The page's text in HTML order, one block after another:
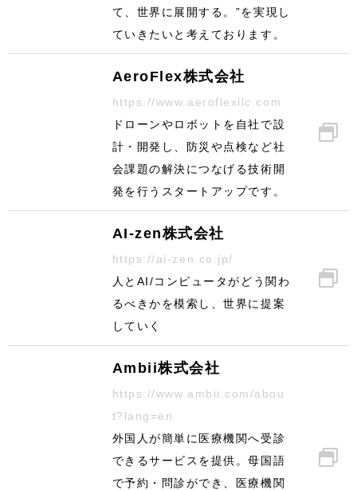
て、世界に展開する。”を実現し
ていきたいと考えております。
AeroFlex株式会社
https://www.aeroflexllc.com
ドローンやロボットを自社で設
計・開発し、防災や点検など社
会課題の解決につなげる技術開
発を行うスタートアップです。
AI-zen株式会社
https://ai-zen.co.jp/
人とAI/コンピュータがどう関わ
るべきかを模索し、世界に提案
していく
Ambii株式会社
https://www.ambii.com/abou
t?lang=en
外国人が簡単に医療機関へ受診
できるサービスを提供。母国語
で予約・問診ができ、医療機関